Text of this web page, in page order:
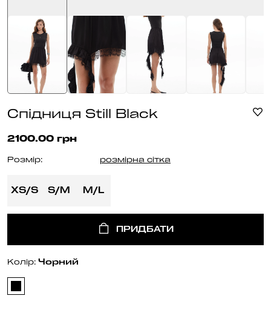
Спідниця Still Black
2100.00 грн
Розмір: розмірна сітка
XS/S S/M M/L
ПРИДБАТИ
Колір: Чорний